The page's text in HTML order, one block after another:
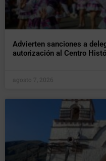
Advierten sanciones a
autorización al Centro
agosto 7, 2026